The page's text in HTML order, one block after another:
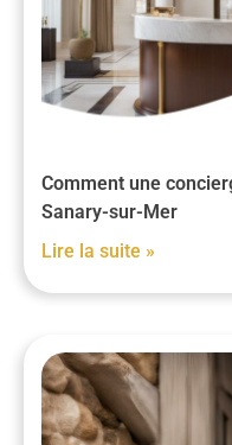
Comment une
Sanary-sur-Mer
Lire la suite »